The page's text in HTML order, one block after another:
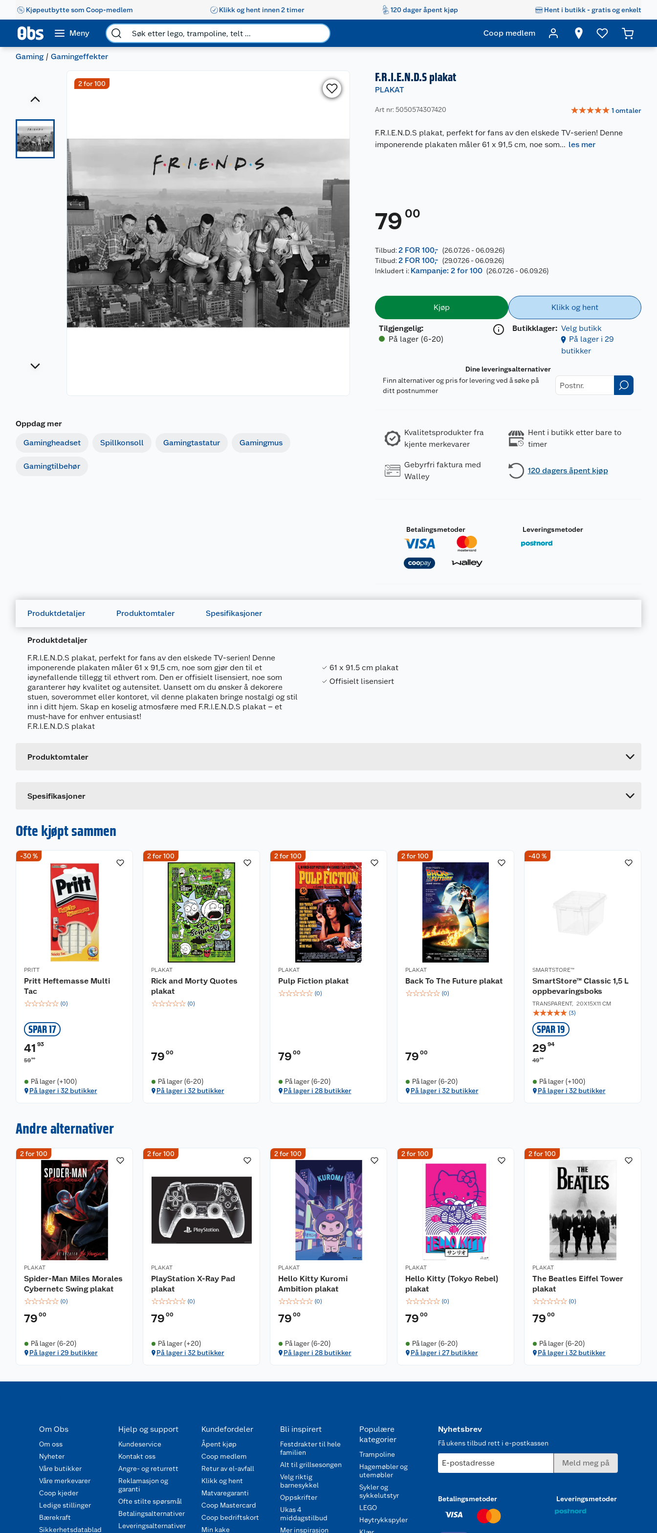
Kjøpeutbytte som Coop-medlem Klikk og hent innen 2 timer 120 dager åpent kjøp Hent i butikk - gratis og enkelt
Meny Coop medlem
Gaming Gamingeffekter
2 for 100
Oppdag mer
Gamingheadset Spillkonsoll Gamingtastatur Gamingmus
Gamingtilbehør
F.R.I.E.N.D.S plakat
PLAKAT
Art nr: 5050574307420 ☆☆☆☆☆ 1 omtaler
F.R.I.E.N.D.S plakat, perfekt for fans av den elskede TV-serien! Denne
imponerende plakaten måler 61 x 91,5 cm, noe som... les mer
79 00
Tilbud:2 FOR 100,- (26.07.26 - 06.09.26)
Tilbud:2 FOR 100,- (29.07.26 - 06.09.26)
Inkludert i: Kampanje: 2 for 100 (26.07.26 - 06.09.26)
Kjøp
Tilgjengelig:
På lager (6-20)
Klikk og hent
Butikklager: Velg butikk
På lager i 29
butikker
Dine leveringsalternativer
Finn alternativer og pris for levering ved å søke på
ditt postnummer
Kvalitetsprodukter fra
kjente merkevarer
Hent i butikk etter bare to
timer
Gebyrfri faktura med
Walley
120 dagers åpent kjøp
Betalingsmetoder Leveringsmetoder
Produktdetaljer Produktomtaler Spesifikasjoner
Produktdetaljer
F.R.I.E.N.D.S plakat, perfekt for fans av den elskede TV-serien! Denne
imponerende plakaten måler 61 x 91,5 cm, noe som gjør den til et
iøynefallende tillegg til ethvert rom. Den er offisielt lisensiert, noe som
garanterer høy kvalitet og autensitet. Uansett om du ønsker å dekorere
stuen, soverommet eller kontoret, vil denne plakaten bringe nostalgi og stil
inn i ditt hjem. Skap en koselig atmosfære med F.R.I.E.N.D.S plakat – et
must-have for enhver entusiast!
F.R.I.E.N.D.S plakat
61 x 91.5 cm plakat
Offisielt lisensiert
Produktomtaler
Spesifikasjoner
Generelt
Leverandørens artikkelnummer
Ofte kjøpt sammen
-30 %
PRITT
Pritt Heftemasse Multi
Tac
☆☆☆☆☆ (0)
SPAR 17
41 93
5990
På lager (+100)
På lager i 32 butikker
2 for 100
PLAKAT
Rick and Morty Quotes
plakat
☆☆☆☆☆ (0)
79 00
På lager (6-20)
På lager i 32 butikker
2 for 100
PLAKAT
Pulp Fiction plakat
☆☆☆☆☆ (0)
79 00
På lager (6-20)
På lager i 28 butikker
2 for 100
PLAKAT
Back To The Future plakat
☆☆☆☆☆ (0)
79 00
På lager (6-20)
På lager i 32 butikker
-40 %
SMARTSTORE™
SmartStore™ Classic 1,5 L
oppbevaringsboks
TRANSPARENT, 20X15X11 CM
☆☆☆☆☆ (3)
SPAR 19
29 94
4990
På lager (+100)
På lager i 32 butikker
Andre alternativer
2 for 100
PLAKAT
Spider-Man Miles Morales
Cybernetc Swing plakat
☆☆☆☆☆ (0)
79 00
På lager (6-20)
På lager i 29 butikker
2 for 100
PLAKAT
PlayStation X-Ray Pad
plakat
☆☆☆☆☆ (0)
79 00
På lager (+20)
På lager i 32 butikker
2 for 100
PLAKAT
Hello Kitty Kuromi
Ambition plakat
☆☆☆☆☆ (0)
79 00
På lager (6-20)
På lager i 28 butikker
2 for 100
PLAKAT
Hello Kitty (Tokyo Rebel)
plakat
☆☆☆☆☆ (0)
79 00
På lager (6-20)
På lager i 27 butikker
2 for 100
PLAKAT
The Beatles Eiffel Tower
plakat
☆☆☆☆☆ (0)
79 00
På lager (6-20)
På lager i 32 butikker
Om Obs
Om oss
Nyheter
Våre butikker
Våre merkevarer
Coop kjeder
Ledige stillinger
Bærekraft
Sikkerhetsdatablad
Hjelp og support
Kundeservice
Kontakt oss
Angre- og returrett
Reklamasjon og
garanti
Ofte stilte spørsmål
Betalingsalternativer
Leveringsalternativer
Kundefordeler
Åpent kjøp
Coop medlem
Retur av el-avfall
Klikk og hent
Matvaregaranti
Coop Mastercard
Coop bedriftskort
Min kake
Bli inspirert
Festdrakter til hele
familien
Alt til grillsesongen
Velg riktig
barnesykkel
Oppskrifter
Ukas 4
middagstilbud
Mer inspirasjon
Populære
kategorier
Trampoline
Hagemøbler og
utemøbler
Sykler og
sykkelutstyr
LEGO
Høytrykkspyler
Nyhetsbrev
Få ukens tilbud rett i e-postkassen
E-postadresse Meld meg på
Betalingsmetoder Leveringsmetoder